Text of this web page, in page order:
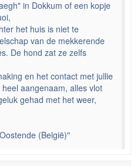
in Dokkum of een kopje
het huis is niet te
van de mekkerende
De hond zat ze zelfs
en het contact met jullie
aangenaam, alles vlot
gehad met het weer,
(België)"